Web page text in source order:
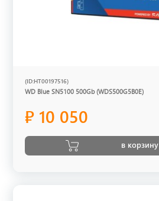
(ID:HT00197516)
WD Blue SN5100 500Gb (WDS500G5B0E)
₽ 10 050
в корзину